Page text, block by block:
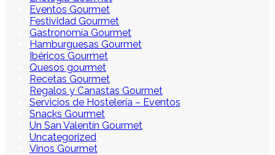
Eventos Gourmet
Festividad Gourmet
Gastronomía Gourmet
Hamburguesas Gourmet
Ibéricos Gourmet
Quesos gourmet
Recetas Gourmet
Regalos y Canastas Gourmet
Servicios de Hostelería – Eventos
Snacks Gourmet
Un San Valentín Gourmet
Uncategorized
Vinos Gourmet